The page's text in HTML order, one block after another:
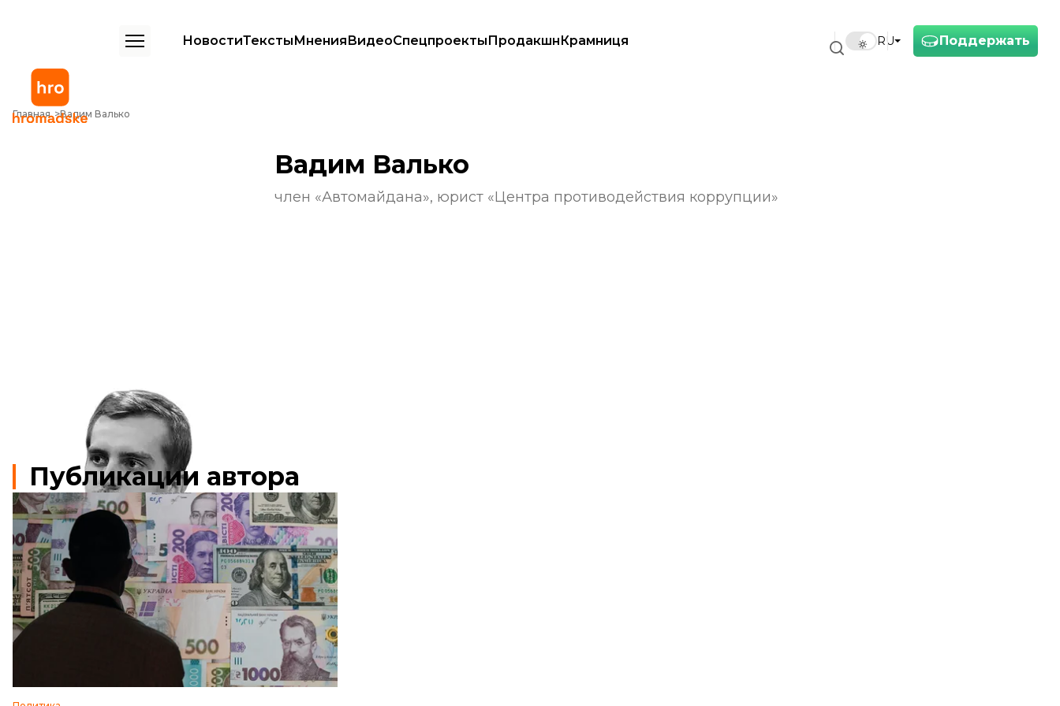
Поддержать
RU
НовостиТекстыМненияВидеоСпецпроектыПродакшнКрамниця
Главная Вадим Валько
Вадим Валько
член «Автомайдана», юрист «Центра противодействия коррупции»
Публикации автора